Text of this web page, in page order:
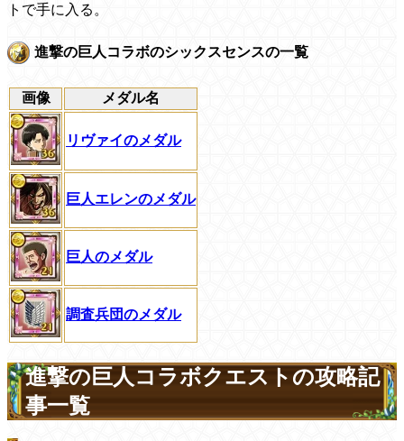
トで手に入る。
進撃の巨人コラボのシックスセンスの一覧
画像 メダル名
リヴァイのメダル
巨人エレンのメダル
巨人のメダル
調査兵団のメダル
進撃の巨人コラボクエストの攻略記
事一覧